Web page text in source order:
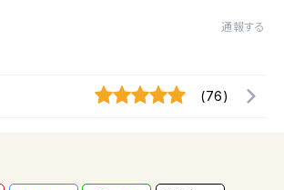
通報する
(76)